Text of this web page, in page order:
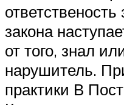
закона
от того, знал
нарушитель.
практики В